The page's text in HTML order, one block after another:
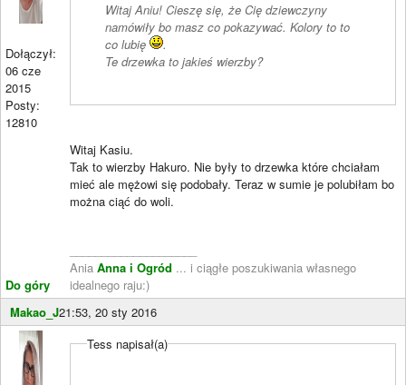
Dołączył:
06 cze
2015
Posty:
12810
Do góry
Witaj Aniu! Cieszę się, że Cię dziewczyny
namówiły bo masz co pokazywać. Kolory to to
co lubię
.
Te drzewka to jakieś wierzby?
Witaj Kasiu.
Tak to wierzby Hakuro. Nie były to drzewka które chciałam
mieć ale mężowi się podobały. Teraz w sumie je polubiłam bo
można ciąć do woli.
Ania Anna i Ogród ... i ciągłe poszukiwania własnego
idealnego raju:)
Makao_J21:53, 20 sty 2016
Tess napisał(a)